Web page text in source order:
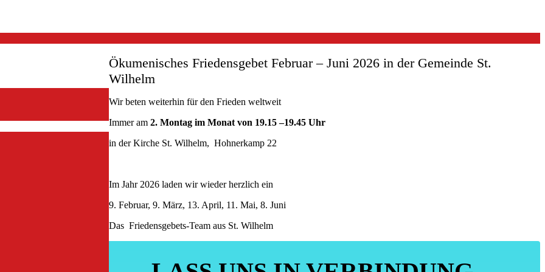
Prassek
Ökumenisches Friedensgebet Februar – Juni 2026 in der Gemeinde St.
Wilhelm
Wir beten weiterhin für den Frieden weltweit
Immer am 2. Montag im Monat von 19.15–19.45 Uhr
in der Kirche St. Wilhelm, Hohnerkamp 22
Im Jahr 2026 laden wir wieder herzlich ein
9. Februar, 9. März, 13. April, 11. Mai, 8. Juni
Das Friedensgebets-Team aus St. Wilhelm